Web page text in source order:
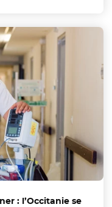
: l’Occitanie se